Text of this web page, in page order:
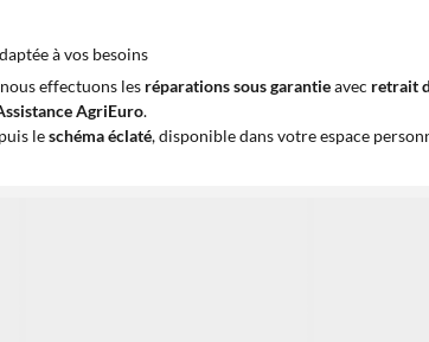
à vos besoins
effectuons les réparations sous garantieavec retrait
AgriEuro.
leschéma éclaté, disponible dans votre espace